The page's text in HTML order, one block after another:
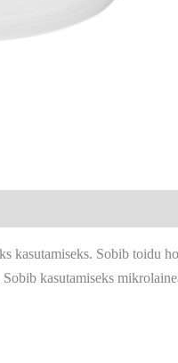
kasutamiseks. Sobib toidu
kasutamiseks